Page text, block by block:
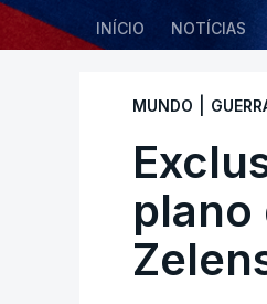
INÍCIO NOTÍCIAS
MUNDO
plano